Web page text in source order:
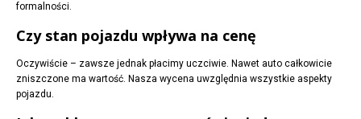
formalności.
Czy stan pojazdu wpływa na cenę
Oczywiście – zawsze jednak płacimy uczciwie. Nawet auto całkowicie
zniszczone ma wartość. Nasza wycena uwzględnia wszystkie aspekty
pojazdu.